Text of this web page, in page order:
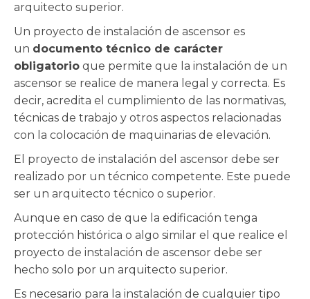
arquitecto superior.
Un proyecto de instalación de ascensor es
un documento técnico de carácter
obligatorio que permite que la instalación de un
ascensor se realice de manera legal y correcta. Es
decir, acredita el cumplimiento de las normativas,
técnicas de trabajo y otros aspectos relacionadas
con la colocación de maquinarias de elevación.
El proyecto de instalación del ascensor debe ser
realizado por un técnico competente. Este puede
ser un arquitecto técnico o superior.
Aunque en caso de que la edificación tenga
protección histórica o algo similar el que realice el
proyecto de instalación de ascensor debe ser
hecho solo por un arquitecto superior.
Es necesario para la instalación de cualquier tipo